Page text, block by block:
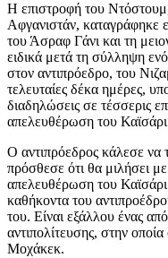
Η επιστροφή του Ντόστουμ,
Αφγανιστάν, καταγράφηκε
του Άσραφ Γάνι και τη
ειδικά μετά τη σύλληψη
στον αντιπρόεδρο, του
τελευταίες δέκα ημέρες,
διαδηλώσεις σε τέσσερις
απελευθέρωση του
Ο αντιπρόεδρος κάλεσε να
πρόσθεσε ότι θα μιλήσει
απελευθέρωση του
καθήκοντα του
του. Είναι εξάλλου ένας
αντιπολίτευσης, στην
Μοχάκεκ.